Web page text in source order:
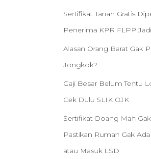
Sertifikat Tanah Gratis
Penerima KPR FLPP
Alasan Orang Barat Gak
Jongkok?
Gaji Besar Belum Tentu
Cek Dulu SLIK OJK
Sertifikat Doang Mah
Pastikan Rumah Gak
atau Masuk LSD